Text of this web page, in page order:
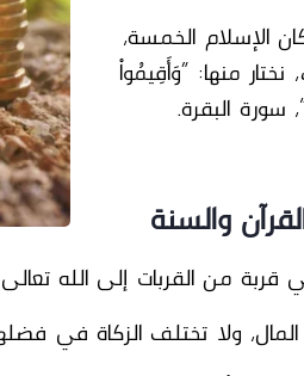
الإسلام الخمسة،
، نختار منها: “وَأَقِيمُواْ
سورة البقرة.
والسنة
قربة من القربات إلىالله تعالى
ولا تختلف الزكاة في